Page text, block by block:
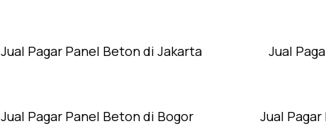
Jual Pagar Panel Beton di Jakarta Jual
Jual Pagar Panel Beton di Bogor Jual